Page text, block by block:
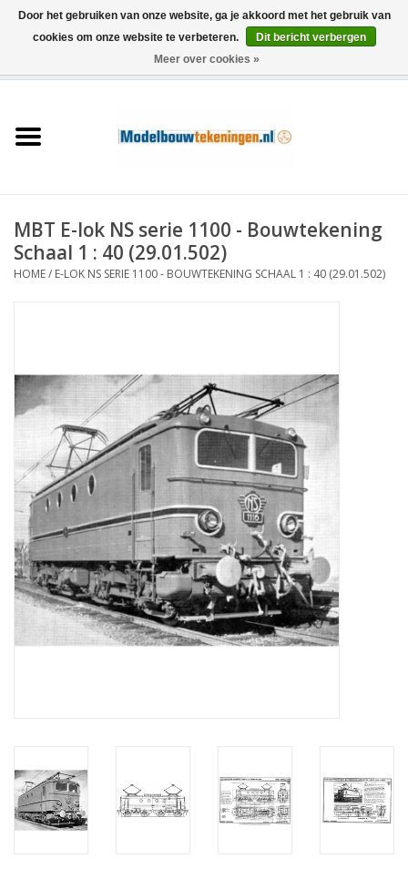
Schepen
Houtbouw
Documentatie
Tijdschriften
Nieuwe tekeningen
NIEUWE TIJDSCHRIFTEN
ABONNEMENT DE
MODELBOUWER
MBT E-lok NS serie 1100 - Bouwtekening
Schaal 1 : 40 (29.01.502)
HOME/ E-LOK NS SERIE 1100 - BOUWTEKENING SCHAAL 1 : 40 (29.01.502)
Door het gebruiken van onze website, ga je akkoord met het gebruik van
cookies om onze website te verbeteren.
Dit bericht verbergen
Meer over cookies »